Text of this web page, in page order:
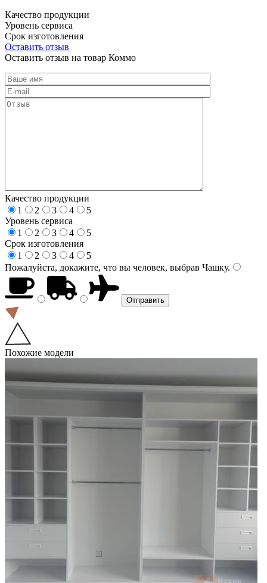
Качество продукции
Уровень сервиса
Срок изготовления
Оставить отзыв
Оставить отзыв на товар Коммо
Качество продукции
1
2 3 4
5
Уровень сервиса
1
2 3 4
5
Срок изготовления
1
2 3 4
5
Пожалуйста, докажите, что вы человек, выбрав Чашку.
Похожие модели